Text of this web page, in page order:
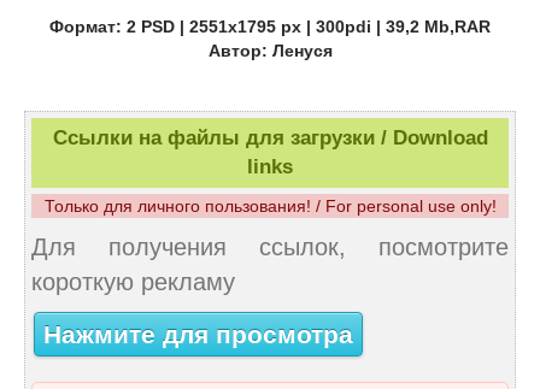
Формат: 2 PSD | 2551x1795 px | 300pdi | 39,2 Mb,RAR
Автор: Ленуся
Ссылки на файлы для загрузки / Download
links
Только для личного пользования! / For personal use only!
Для получения ссылок, посмотрите
короткую рекламу
Нажмите для просмотра